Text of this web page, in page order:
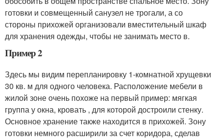
готовки и совмещенный санузел не трогали, а со
стороны прихожей организовали вместительный шкаф
для хранения одежды, чтобы не занимать место в.
Пример 2
Здесь мы видим перепланировку 1-комнатной хрущевки
30 кв. м для одного человека. Расположение мебели в
жилой зоне очень похоже на первый пример: мягкая
группа у окна, кровать , для которой достроили стенку.
Основное хранение также находится в прихожей. Зону
готовки немного расширили за счет коридора, сделав